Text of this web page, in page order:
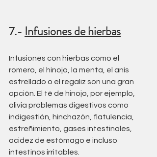
7.- Infusiones de hierbas
Infusiones con hierbas como el
romero, el hinojo, la menta, el anís
estrellado o el regaliz son una gran
opción. El té de hinojo, por ejemplo,
alivia problemas digestivos como
indigestión, hinchazón, flatulencia,
estreñimiento, gases intestinales,
acidez de estómago e incluso
intestinos irritables.